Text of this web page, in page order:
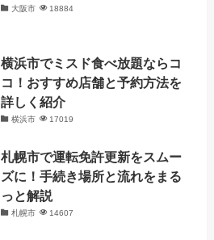
大阪市 18884
横浜市でミスド食べ放題ならコ
コ！おすすめ店舗と予約方法を
詳しく紹介
横浜市 17019
札幌市で運転免許更新をスムー
ズに！手続き場所と流れをまる
っと解説
札幌市 14607